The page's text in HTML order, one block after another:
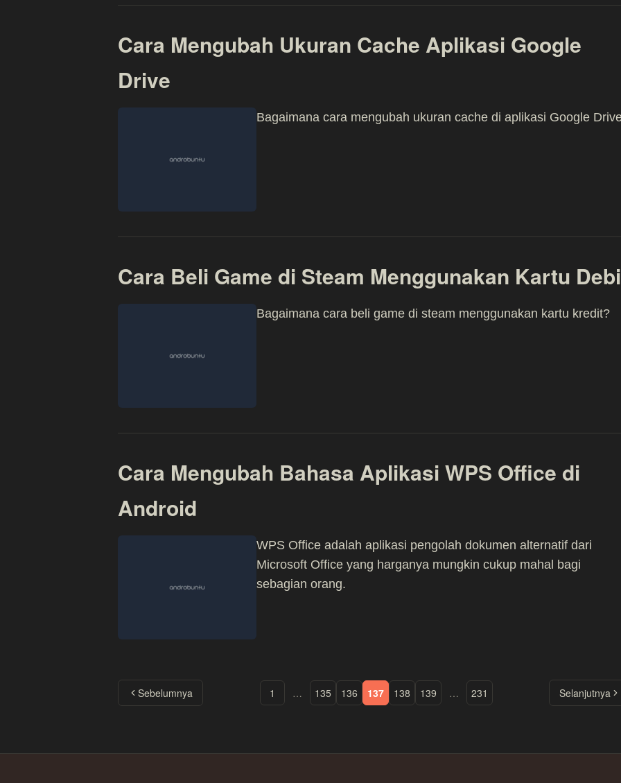
Cara Mengubah Ukuran Cache Aplikasi Google
Drive
Bagaimana cara mengubah ukuran cache di aplikasi Google
Cara Beli Game di Steam Menggunakan Kartu
Bagaimana cara beli game di steam menggunakan kartu kredit?
Cara Mengubah Bahasa Aplikasi WPS Office di
Android
WPS Office adalah aplikasi pengolah dokumen alternatif dari
Microsoft Office yang harganya mungkin cukup mahal bagi
sebagian orang.
Sebelumnya 1 … 135 136 137 138 139 … 231 Selanjutnya